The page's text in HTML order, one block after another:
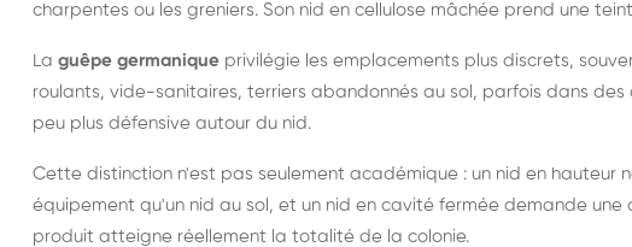
charpentes ou les greniers. Son nid en cellulose mâchée prend une
La guêpe germanique privilégie les emplacements plus discrets,
roulants, vide-sanitaires, terriers abandonnés au sol, parfois dans des
peu plus défensive autour du nid.
Cette distinction n'est pas seulement académique : un nid en hauteur
équipement qu'un nid au sol, et un nid en cavité fermée demande
produit atteigne réellement la totalité de la colonie.